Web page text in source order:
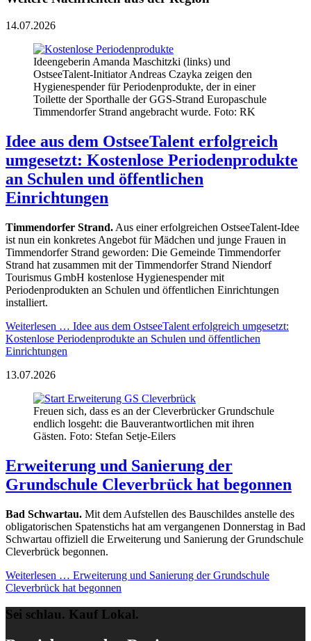
14.07.2026
Ideengeberin Amanda Maschitzki (links) und
OstseeTalent-Initiator Andreas Czayka zeigen den
Hygienespender für Periodenprodukte, der in einer
Toilette der Sporthalle der GGS-Strand Europaschule
Timmendorfer Strand angebracht wurde. Foto: RK
Idee aus dem OstseeTalent erfolgreich
umgesetzt: Kostenlose Periodenprodukte
an Schulen und öffentlichen
Einrichtungen
Timmendorfer Strand. Aus einer erfolgreichen OstseeTalent-Idee
ist nun ein konkretes Angebot für Mädchen und junge Frauen in
Timmendorfer Strand geworden: Die Gemeinde Timmendorfer
Strand hat zusammen mit der Timmendorfer Strand Niendorf
Tourismus GmbH kostenlose Hygienespender mit
Periodenprodukten an Schulen und öffentlichen Einrichtungen
installiert.
Weiterlesen … Idee aus dem OstseeTalent erfolgreich umgesetzt:
Kostenlose Periodenprodukte an Schulen und öffentlichen
Einrichtungen
13.07.2026
Freuen sich, dass es an der Cleverbrücker Grundschule
endlich losgeht: die Bauverantwortlichen mit ihren
Gästen. Foto: Stefan Setje-Eilers
Erweiterung und Sanierung der
Grundschule Cleverbrück hat begonnen
Bad Schwartau. Mit dem Aufstellen des Bauschildes anstelle des
obligatorischen Spatenstichs hat am vergangenen Donnerstag in Bad
Schwartau offiziell die Erweiterung und Sanierung der Grundschule
Cleverbrück begonnen.
Weiterlesen … Erweiterung und Sanierung der Grundschule
Cleverbrück hat begonnen
Sei schlau. Kauf Lokal.